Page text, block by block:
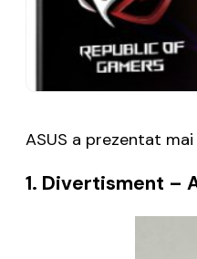
ASUS a prezentat
1. Divertisment –